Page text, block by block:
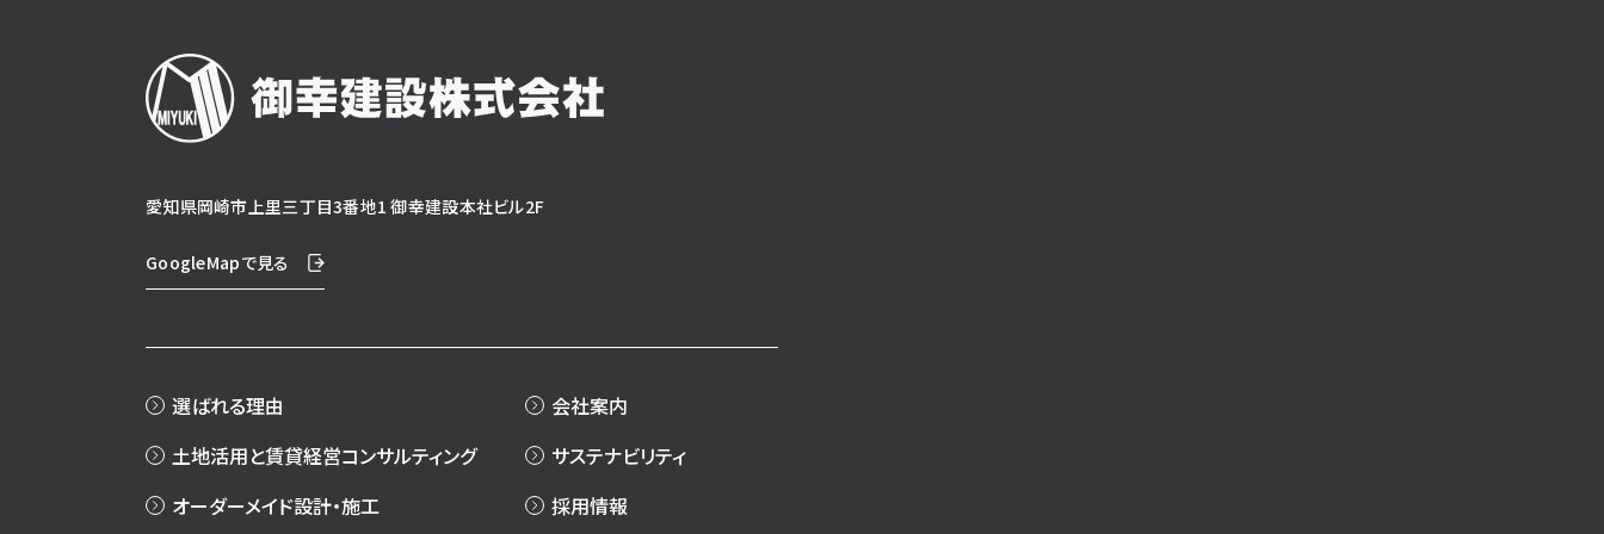
愛知県岡崎市上里三丁目3番地1 御幸建設本社ビル2F
GoogleMapで見る
選ばれる理由
会社案内
土地活用と賃貸経営コンサルティング
サステナビリティ
オーダーメイド設計・施工
採用情報